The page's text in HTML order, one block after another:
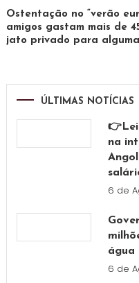
Ostentação no “verão
amigos gastam mais de
jato privado para
ÚLTIMAS NOTÍCIAS
na
6 de
água
6 de